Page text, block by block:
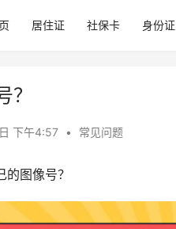
居住证 社保卡 身份证
？
下午4:57 • 常见问题
图像号？